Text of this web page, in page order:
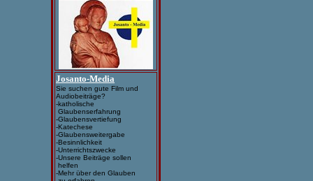
Josanto-Media
Sie suchen gute Film und
Audiobeiträge?
-katholische
Glaubenserfahrung
-Glaubensvertiefung
-Katechese
-Glaubensweitergabe
-Besinnlichkeit
-Unterrichtszwecke
-Unsere Beiträge sollen
helfen
-Mehr über den Glauben